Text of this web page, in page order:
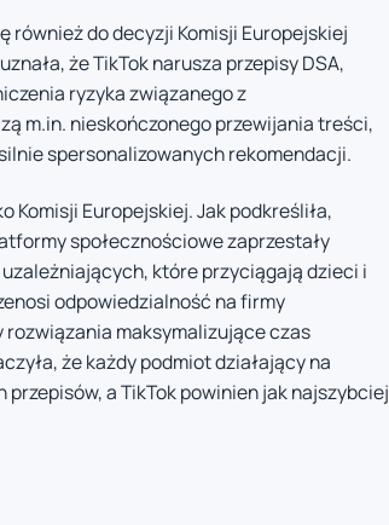
również do decyzji Komisji Europejskiej
że TikTok narusza przepisy DSA,
ryzyka związanego z
m.in. nieskończonego przewijania treści,
spersonalizowanych rekomendacji.
Komisji Europejskiej. Jak podkreśliła,
społecznościowe zaprzestały
które przyciągają dzieci i
odpowiedzialność na firmy
maksymalizujące czas
że każdy podmiot działający na
a TikTok powinien jak najszybciej